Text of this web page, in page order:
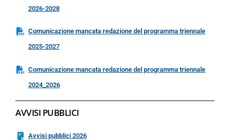
2026-2028
Comunicazione mancata redazione del programma triennale
2025-2027
Comunicazione mancata redazione del programma triennale
2024_2026
AVVISI PUBBLICI
Avvisi pubblici 2026